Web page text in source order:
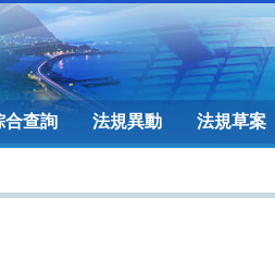
合查詢 法規異動 法規草案